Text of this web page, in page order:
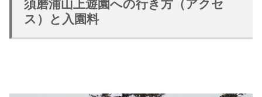
須磨浦山上遊園への行き方（アクセ
ス）と入園料